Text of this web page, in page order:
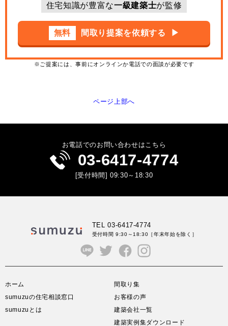
住宅知識が豊富な一級建築士が監修
無料 間取り提案を依頼する ▶︎
※ご提案には、事前にオンラインか電話での面談が必要です
ページ上部へ
お電話でのお問い合わせはこちら
03-6417-4774
[受付時間] 09:30～18:30
TEL 03-6417-4774
受付時間 9:30～18:30 ［年末年始を除く］
ホーム
sumuzuの住宅相談窓口
sumuzuとは
間取り集
お客様の声
建築会社一覧
建築実例集ダウンロード